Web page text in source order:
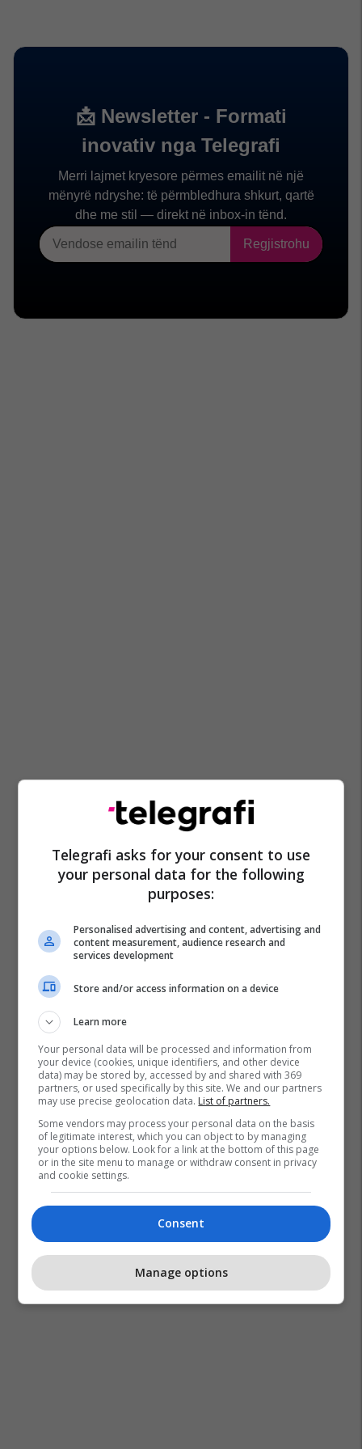
Telegrafi asks for your consent to use
your personal data for the following
purposes:
Personalised advertising and content, advertising and
content measurement, audience research and
services development
Store and/or access information on a device
Learn more
Your personal data will be processed and information from
your device (cookies, unique identifiers, and other device
data) may be stored by, accessed by and shared with 369
partners, or used specifically by this site. We and our partners
may use precise geolocation data. List of partners.
Some vendors may process your personal data on the basis
of legitimate interest, which you can object to by managing
your options below. Look for a link at the bottom of this page
or in the site menu to manage or withdraw consent in privacy
and cookie settings.
Consent
Manage options